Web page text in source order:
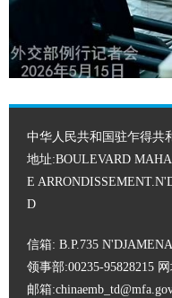
中华人民共和国驻乍得共
地址:BOULEVARD
E
D
信箱: B.P.735
领事部:00235-95828215
邮箱